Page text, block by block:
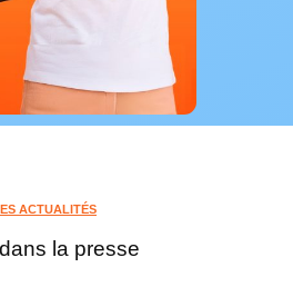
ACTUALITÉS
la presse